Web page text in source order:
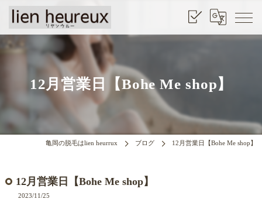
12月営業日【Bohe Me shop】
亀岡の脱毛はlien heurrux ブログ 12月営業日【Bohe Me shop】
12月営業日【Bohe Me shop】
2023/11/25